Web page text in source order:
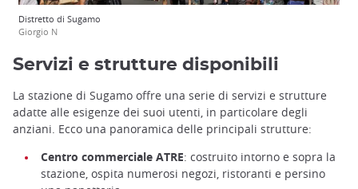
Distretto di Sugamo
Giorgio N
Servizi e strutture disponibili
La stazione di Sugamo offre una serie di servizi e strutture
adatte alle esigenze dei suoi utenti, in particolare degli
anziani. Ecco una panoramica delle principali strutture:
Centro commerciale ATRE: costruito intorno e sopra la
stazione, ospita numerosi negozi, ristoranti e persino